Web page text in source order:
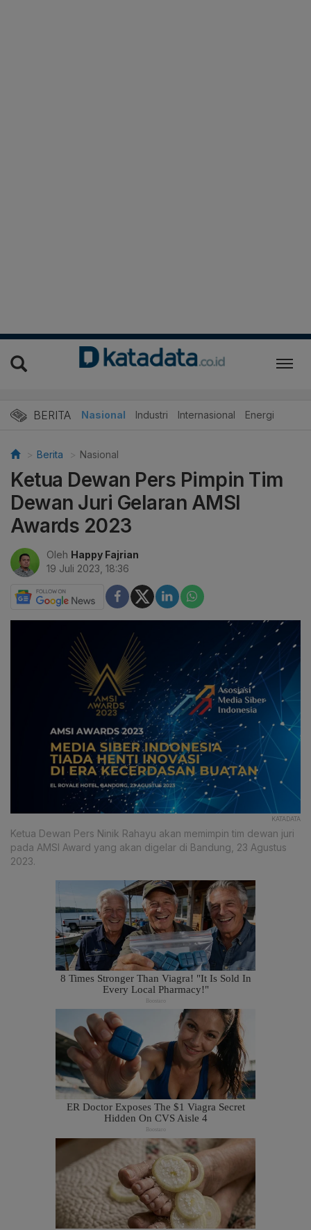
BERITA Nasional Industri Internasional Energi
Berita Nasional
Ketua Dewan Pers Pimpin Tim
Dewan Juri Gelaran AMSI
Awards 2023
Oleh Happy Fajrian
19 Juli 2023, 18:36
KATADATA
Ketua Dewan Pers Ninik Rahayu akan memimpin tim dewan juri
pada AMSI Award yang akan digelar di Bandung, 23 Agustus
2023.